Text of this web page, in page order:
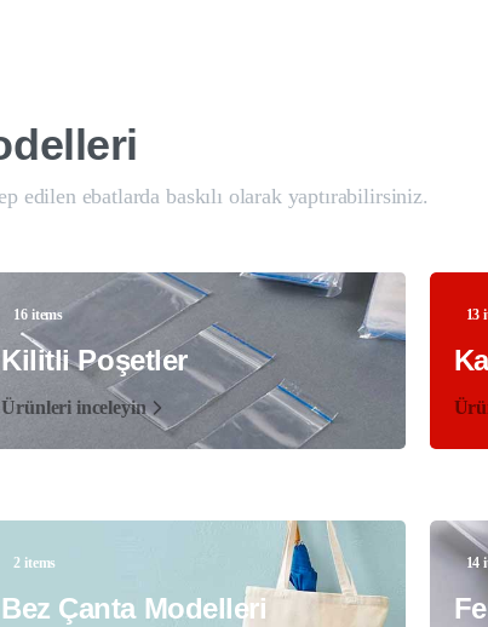
edilen ebatlarda baskılı olarak yaptırabilirsiniz.
16 items
Kilitli Poşetler
Ürünleri inceleyin
13
2 items
Bez Çanta Modelleri
14